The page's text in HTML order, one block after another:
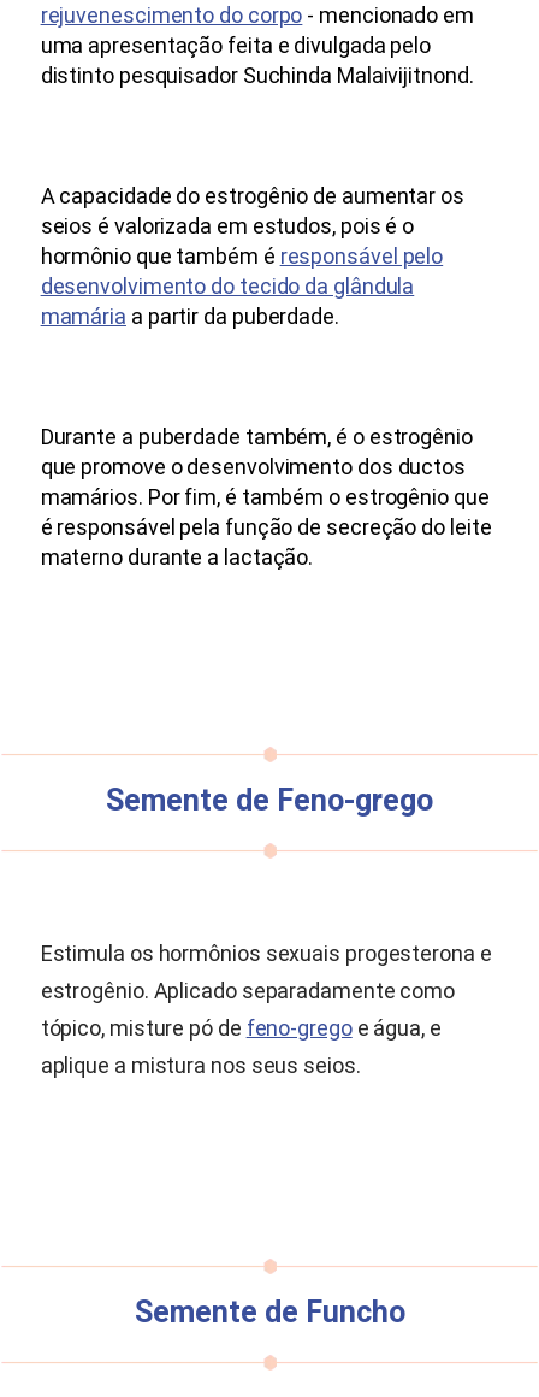
rejuvenescimento do corpo - mencionado em
uma apresentação feita e divulgada pelo
distinto pesquisador Suchinda Malaivijitnond.
A capacidade do estrogênio de aumentar os
seios é valorizada em estudos, pois é o
hormônio que também é responsável pelo
desenvolvimento do tecido da glândula
mamária a partir da puberdade.
Durante a puberdade também, é o estrogênio
que promove o desenvolvimento dos ductos
mamários. Por fim, é também o estrogênio que
é responsável pela função de secreção do leite
materno durante a lactação.
Semente de Feno-grego
Estimula os hormônios sexuais progesterona e
estrogênio. Aplicado separadamente como
tópico, misture pó de feno-gregoe água, e
aplique a mistura nos seus seios.
Semente de Funcho